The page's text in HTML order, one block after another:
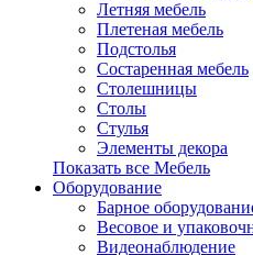
Летняя мебель
Плетеная мебель
Подстолья
Состаренная мебель
Столешницы
Столы
Стулья
Элементы декора
Показать все Мебель
Оборудование
Барное
Весовое и
Видеонаблюдение